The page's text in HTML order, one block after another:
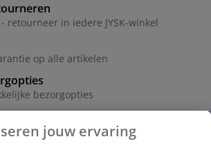
retourneer in iedere JYSK-winkel
op alle artikelen
bezorgopties
jouw ervaring